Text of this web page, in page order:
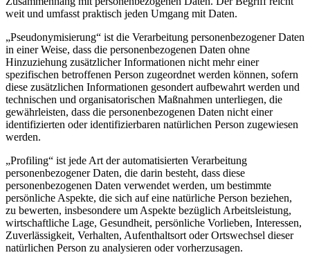
weit und umfasst praktisch jeden Umgang mit Daten.
„Pseudonymisierung“ ist die Verarbeitung personenbezogener Daten
in einer Weise, dass die personenbezogenen Daten ohne
Hinzuziehung zusätzlicher Informationen nicht mehr einer
spezifischen betroffenen Person zugeordnet werden können, sofern
diese zusätzlichen Informationen gesondert aufbewahrt werden und
technischen und organisatorischen Maßnahmen unterliegen, die
gewährleisten, dass die personenbezogenen Daten nicht einer
identifizierten oder identifizierbaren natürlichen Person zugewiesen
werden.
„Profiling“ ist jede Art der automatisierten Verarbeitung
personenbezogener Daten, die darin besteht, dass diese
personenbezogenen Daten verwendet werden, um bestimmte
persönliche Aspekte, die sich auf eine natürliche Person beziehen,
zu bewerten, insbesondere um Aspekte bezüglich Arbeitsleistung,
wirtschaftliche Lage, Gesundheit, persönliche Vorlieben, Interessen,
Zuverlässigkeit, Verhalten, Aufenthaltsort oder Ortswechsel dieser
natürlichen Person zu analysieren oder vorherzusagen.